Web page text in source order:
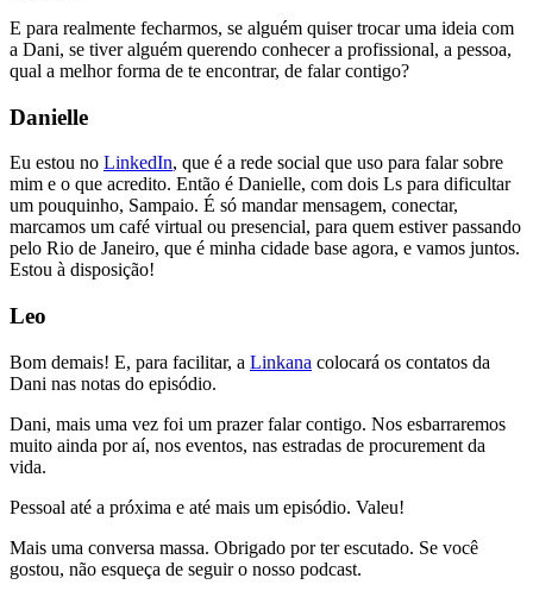
E para realmente fecharmos, se alguém quiser trocar uma ideia com
a Dani, se tiver alguém querendo conhecer a profissional, a pessoa,
qual a melhor forma de te encontrar, de falar contigo?
Danielle
Eu estou no LinkedIn, que é a rede social que uso para falar sobre
mim e o que acredito. Então é Danielle, com dois Ls para dificultar
um pouquinho, Sampaio. É só mandar mensagem, conectar,
marcamos um café virtual ou presencial, para quem estiver passando
pelo Rio de Janeiro, que é minha cidade base agora, e vamos juntos.
Estou à disposição!
Leo
Bom demais! E, para facilitar, a Linkana colocará os contatos da
Dani nas notas do episódio.
Dani, mais uma vez foi um prazer falar contigo. Nos esbarraremos
muito ainda por aí, nos eventos, nas estradas de procurement da
vida.
Pessoal até a próxima e até mais um episódio. Valeu!
Mais uma conversa massa. Obrigado por ter escutado. Se você
gostou, não esqueça de seguir o nosso podcast.